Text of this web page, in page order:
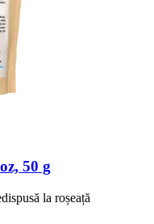
50 g
la roșeață